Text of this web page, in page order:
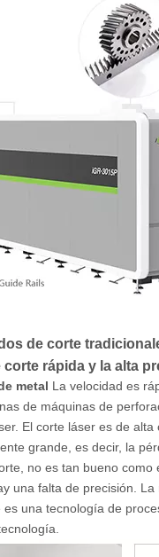
de corte
rápida y la alta
metal La velocidad es
de máquinas de
El corte láser es de
grande, es decir, la
no es tan bueno
una falta de precisión.
una tecnología de